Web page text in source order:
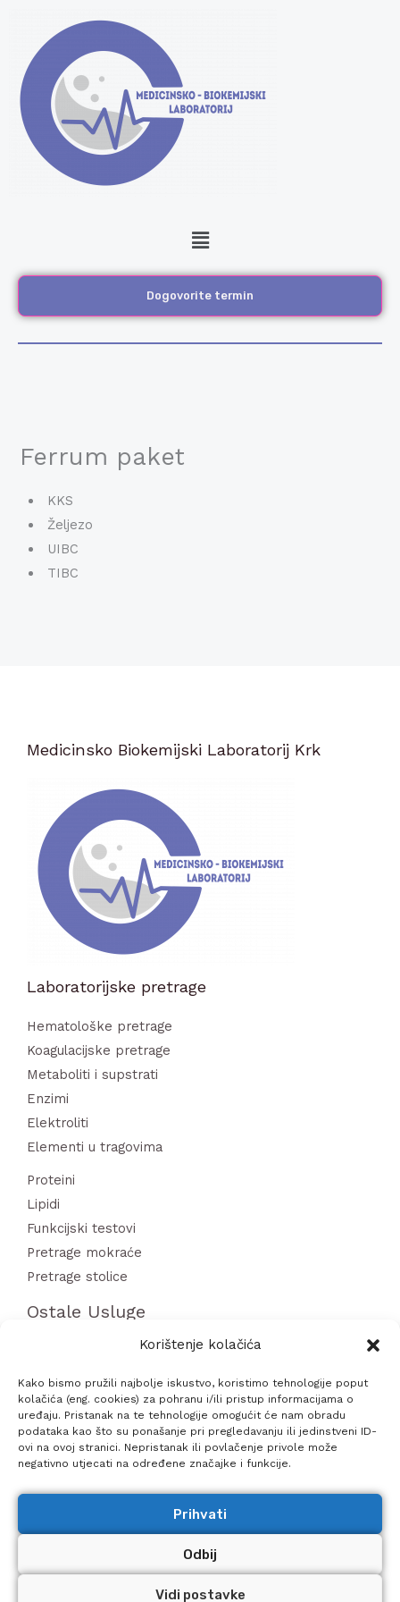
Korištenje kolačića
Kako bismo pružili najbolje iskustvo, koristimo tehnologije poput
kolačića (eng. cookies) za pohranu i/ili pristup informacijama o
uređaju. Pristanak na te tehnologije omogućit će nam obradu
podataka kao što su ponašanje pri pregledavanju ili jedinstveni ID-
ovi na ovoj stranici. Nepristanak ili povlačenje privole može
negativno utjecati na određene značajke i funkcije.
Prihvati
Odbij
Vidi postavke
content
Menu
Dogovorite termin
Ferrum paket
KKS
Željezo
UIBC
TIBC
Medicinsko Biokemijski Laboratorij Krk
Laboratorijske pretrage
Hematološke pretrage
Koagulacijske pretrage
Metaboliti i supstrati
Enzimi
Elektroliti
Elementi u tragovima
Proteini
Lipidi
Funkcijski testovi
Pretrage mokraće
Pretrage stolice
Ostale Usluge
Paneli laboratorijskih pretraga
Sistematski Pregledi
COVID 19 testiranja
Vađenje krvi u kući